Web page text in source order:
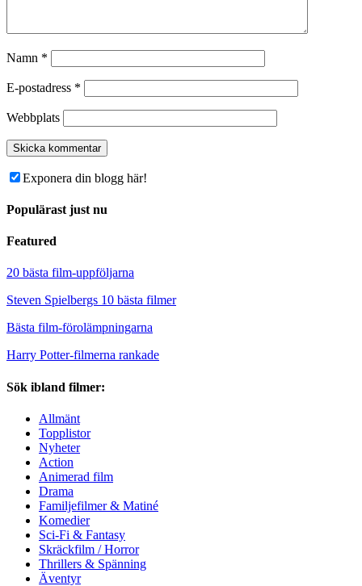
Namn *
E-postadress *
Webbplats
Exponera din blogg här!
Populärast just nu
Featured
20 bästa film-uppföljarna
Steven Spielbergs 10 bästa filmer
Bästa film-förolämpningarna
Harry Potter-filmerna rankade
Sök ibland filmer:
Allmänt
Topplistor
Nyheter
Action
Animerad film
Drama
Familjefilmer & Matiné
Komedier
Sci-Fi & Fantasy
Skräckfilm / Horror
Thrillers & Spänning
Äventyr